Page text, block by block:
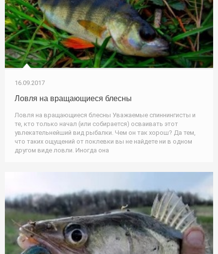
16.09.2017
Ловля на вращающиеся блесны
Ловля на вращающиеся блесны Уважаемые спиннингисты и
те, кто только начал (или собирается) осваивать этот
увлекательнейший вид рыбалки. Чем он так хорош? Да тем,
что таких ощущений от поклевки вы не найдете ни в одном
другом виде ловли. Иногда она